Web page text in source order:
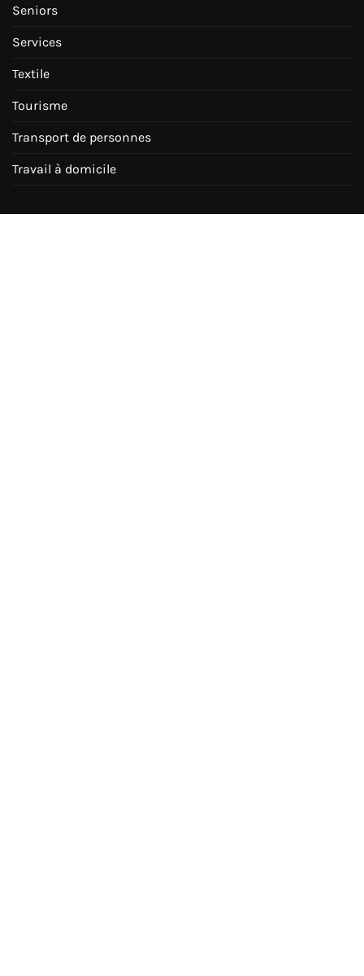
Seniors
Services
Textile
Tourisme
Transport de personnes
Travail à domicile